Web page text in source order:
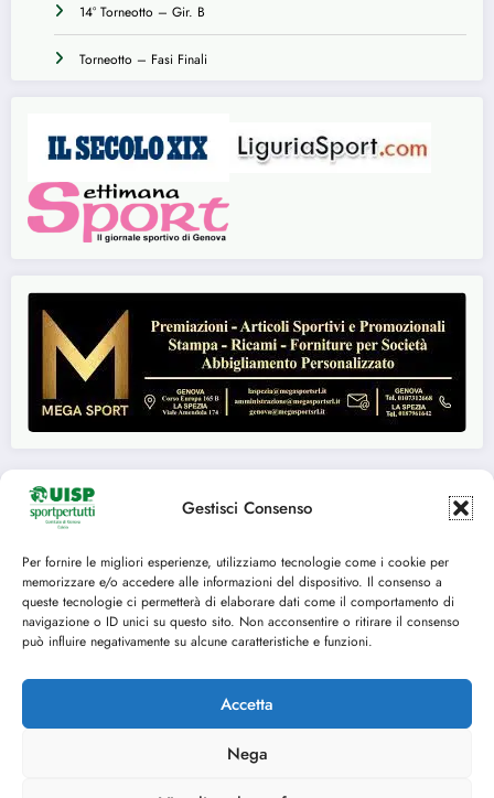
Gestisci Consenso
Per fornire le migliori esperienze, utilizziamo tecnologie come i cookie per
memorizzare e/o accedere alle informazioni del dispositivo. Il consenso a
queste tecnologie ci permetterà di elaborare dati come il comportamento di
navigazione o ID unici su questo sito. Non acconsentire o ritirare il consenso
può influire negativamente su alcune caratteristiche e funzioni.
Accetta
Nega
14° Torneotto – Gir. B
Torneotto – Fasi Finali
Seguici su:
FACEBOOK
TWITTER
INSTAGRAM
YOUTUBE
Cookie Policy (UE)